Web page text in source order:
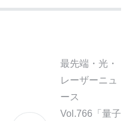
最先端・光・
レーザーニュ
ース
Vol.766「量子